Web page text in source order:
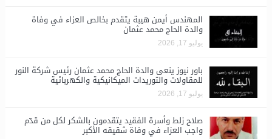
المهندس أيمن هيبة يتقدم بخالص العزاء في وفاة
والدة الحاج محمد عثمان
يوليو 17, 2026
باور نيوز ينعى والدة الحاج محمد عثمان رئيس شركة النور
للمقاولات والتوريدات الميكانيكية والكهربائية
يوليو 17, 2026
صلاح زلط وأسرة الفقيد يتقدمون بالشكر لكل من قدّم
واجب العزاء في وفاة شقيقه الأكبر